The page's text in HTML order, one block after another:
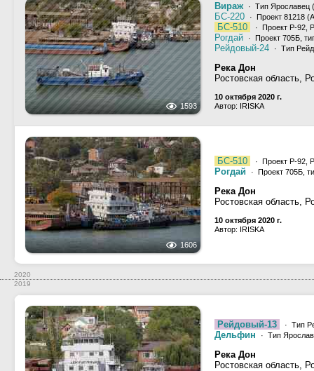
1593
Вираж · Тип Ярославец
БС-220 · Проект 81218
БС-510 · Проект Р-92,
Рогдай · Проект 705Б,
Рейдовый-24 · Тип
Река Дон
Ростовская область,
10 октября 2020 г.
Автор: IRISKA
1606
БС-510 · Проект Р-92,
Рогдай · Проект 705Б,
Река Дон
Ростовская область,
10 октября 2020 г.
Автор: IRISKA
2020
2019
Рейдовый-13 · Тип
Дельфин · Тип
Река Дон
Ростовская область,